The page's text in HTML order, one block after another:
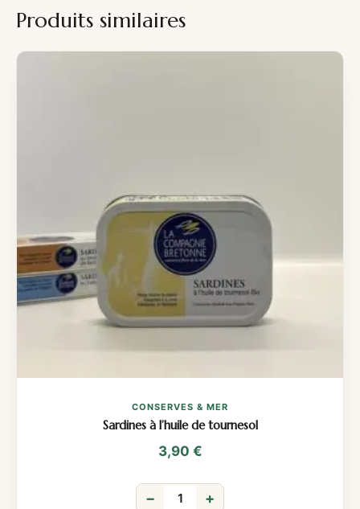
Produits similaires
CONSERVES & MER
Sardines à l’huile de tournesol
3,90 €
− +